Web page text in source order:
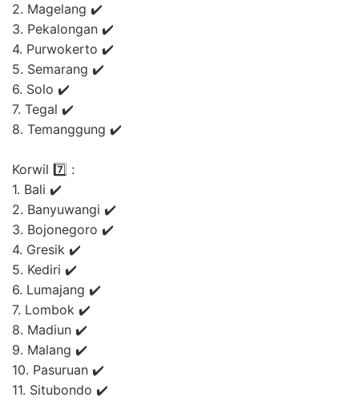
2. Magelang ✔️
3. Pekalongan ✔️
4. Purwokerto ✔️
5. Semarang ✔️
6. Solo ✔️
7. Tegal ✔️
8. Temanggung ✔️
Korwil 7️⃣ :
1. Bali ✔️
2. Banyuwangi ✔️
3. Bojonegoro ✔️
4. Gresik ✔️
5. Kediri ✔️
6. Lumajang ✔️
7. Lombok ✔️
8. Madiun ✔️
9. Malang ✔️
10. Pasuruan ✔️
11. Situbondo ✔️